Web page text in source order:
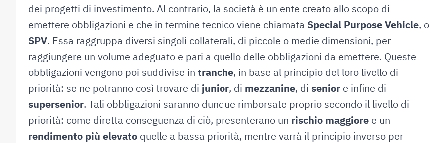
dei progetti di investimento. Al contrario, la società è un ente creato allo scopo di
emettere obbligazioni e che in termine tecnico viene chiamata Special Purpose Vehicle, o
SPV. Essa raggruppa diversi singoli collaterali, di piccole o medie dimensioni, per
raggiungere un volume adeguato e pari a quello delle obbligazioni da emettere. Queste
obbligazioni vengono poi suddivise in tranche, in base al principio del loro livello di
priorità: se ne potranno così trovare di junior, di mezzanine, di senior e infine di
supersenior. Tali obbligazioni saranno dunque rimborsate proprio secondo il livello di
priorità: come diretta conseguenza di ciò, presenterano un rischio maggiore e un
rendimento più elevato quelle a bassa priorità, mentre varrà il principio inverso per